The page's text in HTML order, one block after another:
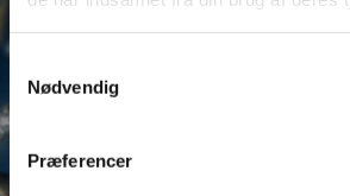
Nødvendig
Præferencer